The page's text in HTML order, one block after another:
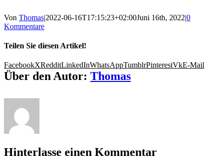
Von Thomas|2022-06-16T17:15:23+02:00Juni 16th, 2022|0
Kommentare
Teilen Sie diesen Artikel!
FacebookXRedditLinkedInWhatsAppTumblrPinterestVkE-Mail
Über den Autor: Thomas
Hinterlasse einen Kommentar